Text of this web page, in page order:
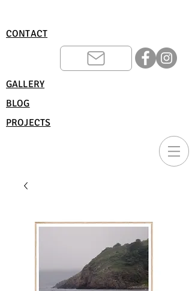
CONTACT
GALLERY
BLOG
PROJECTS